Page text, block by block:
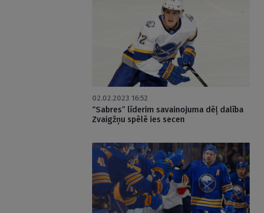
02.02.2023 16:52
“Sabres” līderim savainojuma dēļ dalība
Zvaigžņu spēlē ies secen